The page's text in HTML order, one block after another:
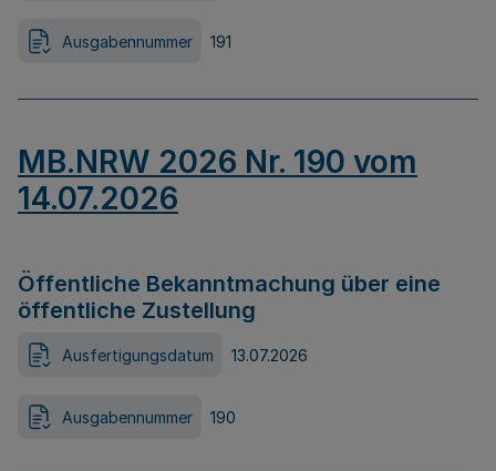
Ausgabennummer 191
MB.NRW 2026 Nr. 190 vom
14.07.2026
Öffentliche Bekanntmachung über eine
öffentliche Zustellung
Ausfertigungsdatum 13.07.2026
Ausgabennummer 190